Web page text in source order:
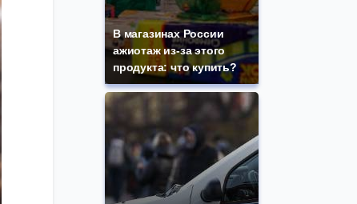
В магазинах России
ажиотаж из-за этого
продукта: что купить?